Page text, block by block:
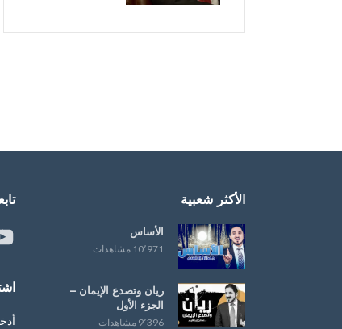
الأكثر شعبية
الأساس
10٬971 مشاهدات
ريان وتصدع الإيمان –
الجزء الأول
9٬396 مشاهدات